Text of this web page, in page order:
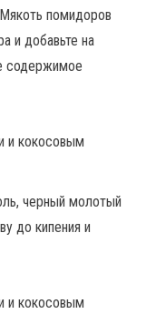
помидоров
и добавьте на
содержимое
черный молотый
до кипения и